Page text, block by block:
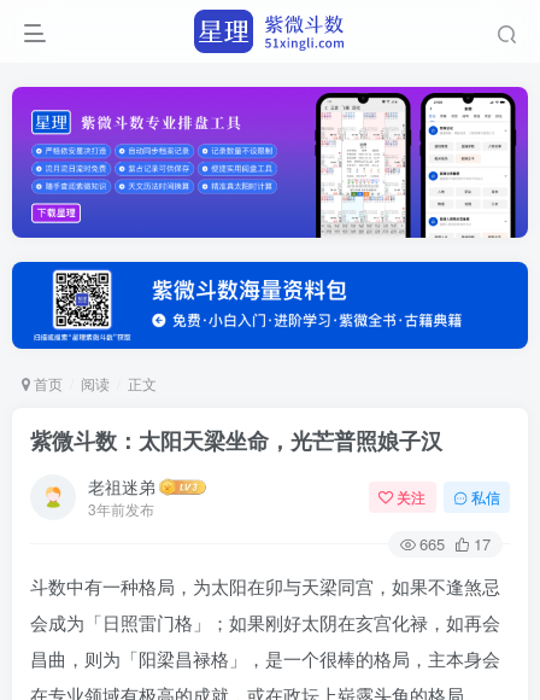
首页 阅读 正文
紫微斗数：太阳天梁坐命，光芒普照娘子汉
老祖迷弟
3年前发布
关注 私信
665 17
斗数中有一种格局，为太阳在卯与天梁同宫，如果不逢煞忌
会成为「日照雷门格」；如果刚好太阴在亥宫化禄，如再会
昌曲，则为「阳梁昌禄格」，是一个很棒的格局，主本身会
在专业领域有极高的成就，或在政坛上崭露头角的格局。